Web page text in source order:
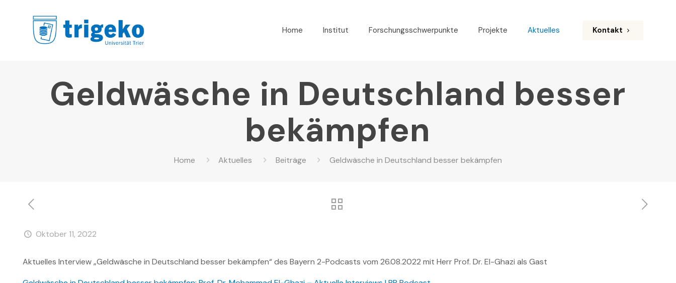
Home Institut Forschungsschwerpunkte Projekte Aktuelles Kontakt
Geldwäsche in Deutschland besser
bekämpfen
Home Aktuelles Beiträge Geldwäsche in Deutschland besser bekämpfen
Oktober 11, 2022
Aktuelles Interview „Geldwäsche in Deutschland besser bekämpfen“ des Bayern 2-Podcasts vom 26.08.2022 mit Herr Prof. Dr. El-Ghazi als Gast